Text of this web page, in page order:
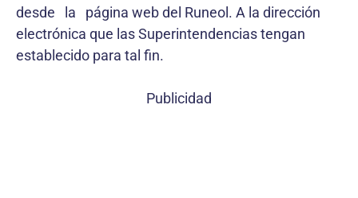
desde la página web del Runeol. A la dirección
electrónica que las Superintendencias tengan
establecido para tal fin.
Publicidad